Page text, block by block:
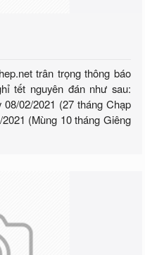
trân trọng thông báo
tết nguyên đán như sau:
02/2021 (27 tháng Chạp
(Mùng 10 tháng Giêng